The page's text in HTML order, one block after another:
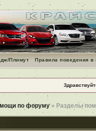
Плимут Правила поведения
по форуму» Разделы